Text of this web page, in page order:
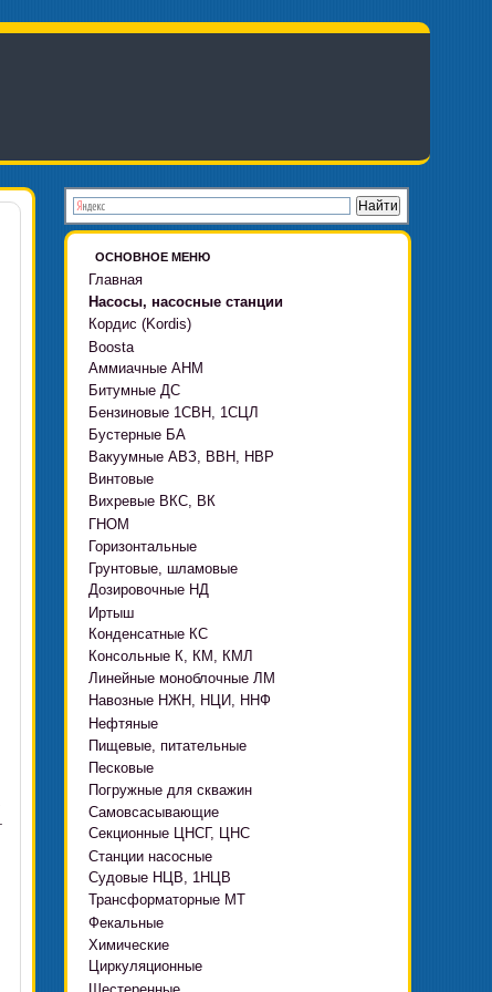
ОСНОВНОЕ МЕНЮ
Главная
Насосы, насосные станции
Кордис (Kordis)
Boosta
Boosta-F
Boosta-L
Boosta-APD установки
Аммиачные АНМ
Битумные ДС
Бензиновые 1СВН, 1СЦЛ
Бустерные БА
Вакуумные АВЗ, ВВН, НВР
Винтовые
Вихревые ВКС, ВК
ГНОМ
Грязевые
Ф, Фр
с HMS Control
Горизонтальные
Д, 1Д
ЦН
DeLium
Грунтовые, шламовые
ГРАТ, ГРАК, ГРАР
ВШН
Дозировочные НД
Иртыш
ПФ, НФ, ПД
ЦМЛ
ЦМК
Конденсатные КС
Консольные К, КМ, КМЛ
Линейные моноблочные ЛМ
Навозные НЖН, НЦИ, ННФ
Нефтяные
НВ, НВЕ, НДВ
КМC
4(5,6)НК
КМХ Адонис
Пищевые, питательные
ОНЦ, СНЦ
ЦВК
ПЭ
Поршневые на пару
Песковые
П, ПР, ПБ, ПК, ПРВП
ППР, ППК вертикальные
Погружные для скважин
ЭЦВ Ливнынасос
ЭЦВ Промбурвод
2ЭЦВ
БЦП М
CRS
СПА 4
Самовсасывающие
АНС
С-569
С-245
Секционные ЦНСГ, ЦНС
Станции насосные
СУЗ, HMS Control
Автоматические САУ
Садовые Ингро CAM
Судовые НЦВ, 1НЦВ
Трансформаторные МТ
Фекальные
СМ, 1СМ, 2СМ
СД, СДВ
Химические
Х
Циркуляционные